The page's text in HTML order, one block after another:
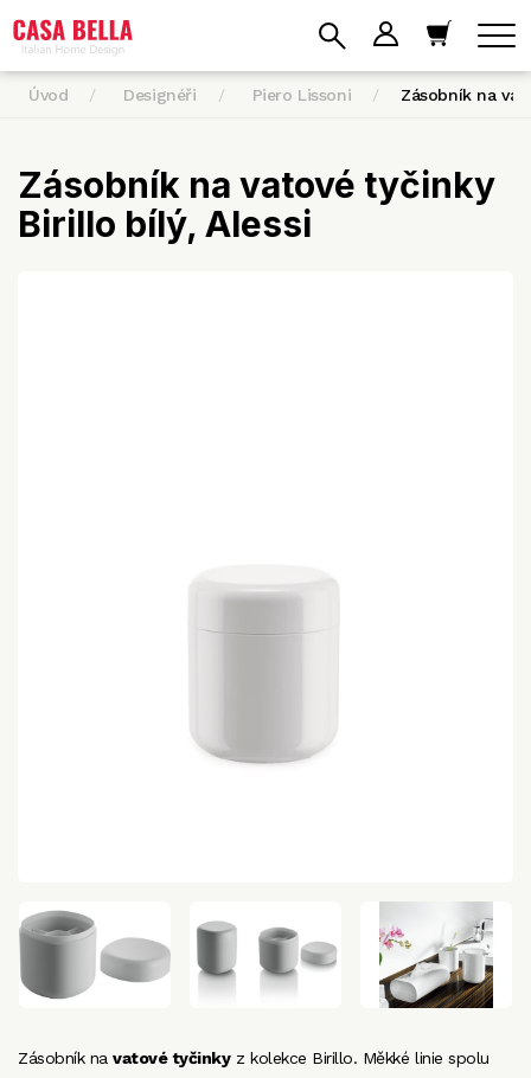
Úvod Designéři Piero Lissoni Zásobník na
Zásobník na vatové tyčinky
Birillo bílý, Alessi
Zásobník navatové tyčinkyz kolekce Birillo. Měkké linie spolu